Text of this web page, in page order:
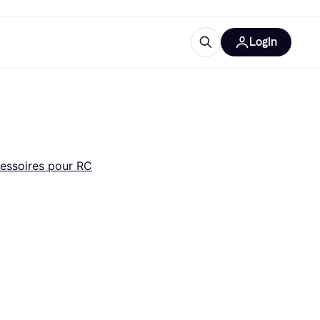
Login
pour RC